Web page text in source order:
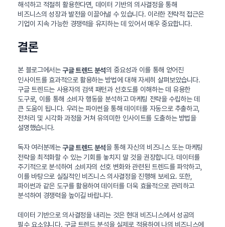
해석하고 적절히 활용한다면, 데이터 기반의 의사결정을 통해
비즈니스의 성장과 발전을 이끌어낼 수 있습니다. 이러한 전략적 접근은
기업이 지속 가능한 경쟁력을 유지하는 데 있어서 매우 중요합니다.
결론
본 블로그에서는구글 트렌드 분석의 중요성과 이를 통해 얻어진
인사이트를 효과적으로 활용하는 방법에 대해 자세히 살펴보았습니다.
구글 트렌드는 사용자의 검색 패턴과 선호도를 이해하는 데 유용한
도구로, 이를 통해 소비자 행동을 분석하고 마케팅 전략을 수립하는 데
큰 도움이 됩니다. 우리는 파이썬을 통해 데이터를 자동으로 추출하고,
전처리 및 시각화 과정을 거쳐 유의미한 인사이트를 도출하는 방법을
설명했습니다.
독자 여러분께는구글 트렌드 분석을 통해 자신의 비즈니스 또는 마케팅
전략을 최적화할 수 있는 기회를 놓치지 말 것을 권장합니다. 데이터를
주기적으로 분석하여 소비자의 선호 변화와 관련된 트렌드를 파악하고,
이를 바탕으로 실질적인 비즈니스 의사결정을 진행해 보세요. 또한,
파이썬과 같은 도구를 활용하여 데이터를 더욱 효율적으로 관리하고
분석하여 경쟁력을 높이길 바랍니다.
데이터 기반으로 의사결정을 내리는 것은 현대 비즈니스에서 성공의
필수 요소입니다. 구글 트렌드 분석을 실제로 적용하여 나의 비즈니스에